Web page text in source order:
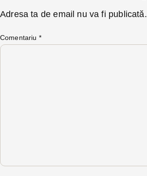
Adresa ta de email nu va fi publicată.
Comentariu *